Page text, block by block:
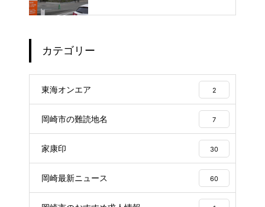
カテゴリー
東海オンエア 2
岡崎市の難読地名 7
家康印 30
岡崎最新ニュース 60